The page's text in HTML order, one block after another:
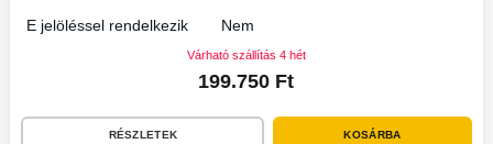
E jelöléssel rendelkezik Nem
Várható szállítás 4 hét
199.750 Ft
RÉSZLETEK KOSÁRBA